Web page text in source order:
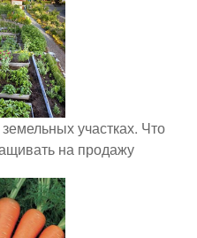
участках. Что
на продажу